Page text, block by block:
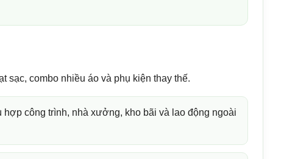
sạc, combo nhiều áo và phụ kiện thay thế.
hợp công trình, nhà xưởng, kho bãi và lao động ngoài